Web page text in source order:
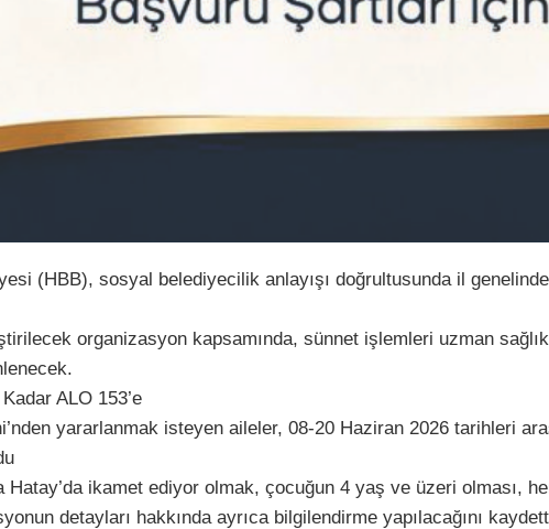
(HBB), sosyal belediyecilik anlayışı doğrultusunda il
organizasyon kapsamında, sünnet işlemleri uzman
ALO 153’e
yararlanmak isteyen aileler, 08-20 Haziran 2026 tarihleri
ikamet ediyor olmak, çocuğun 4 yaş ve üzeri olması,
detayları hakkında ayrıca bilgilendirme yapılacağını